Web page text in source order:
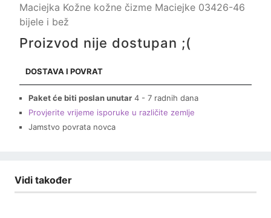
Maciejka Kožne kožne čizme Maciejke 03426-46
bijele i bež
Proizvod nije dostupan ;(
DOSTAVA I POVRAT
Paket će biti poslan unutar 4 - 7 radnih dana
Provjerite vrijeme isporuke u različite zemlje
Jamstvo povrata novca
Vidi također